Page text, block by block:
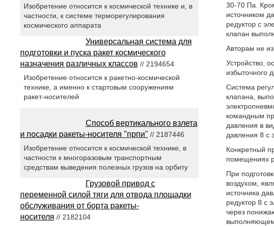
30-70 Па.
источником
редуктор с
клапан
Авторам не
Устройство,
избыточного
Система
клапана,
командным
давления в
давления 8 с
Конкретный
помещениях
При
воздухом,
источника
редуктор 8 с
через
Изобретение относится к космической технике и, в
частности, к системе терморегулирования
космического аппарата
Универсальная система для
подготовки и пуска ракет космического
назначения различных классов // 2194654
Изобретение относится к ракетно-космической
технике, а именно к стартовым сооружениям
ракет-носителей
Способ вертикального взлета
и посадки ракеты-носителя "прпи" // 2187446
Изобретение относится к космической технике, в
частности к многоразовым транспортным
средствам выведения полезных грузов на орбиту
Грузовой привод с
переменной силой тяги для отвода площадки
обслуживания от борта ракеты-
носителя // 2182104